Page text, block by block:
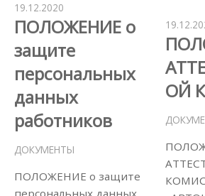
19.12.2020
ПОЛОЖЕНИЕ о
защите
персональных
данных
работников
ДОКУМЕНТЫ
ПОЛОЖЕНИЕ о защите
персональных данных
ОЙ